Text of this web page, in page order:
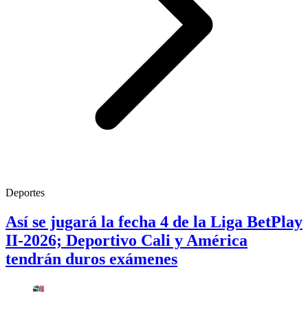
Deportes
Así se jugará la fecha 4 de la Liga BetPlay
II-2026; Deportivo Cali y América
tendrán duros exámenes